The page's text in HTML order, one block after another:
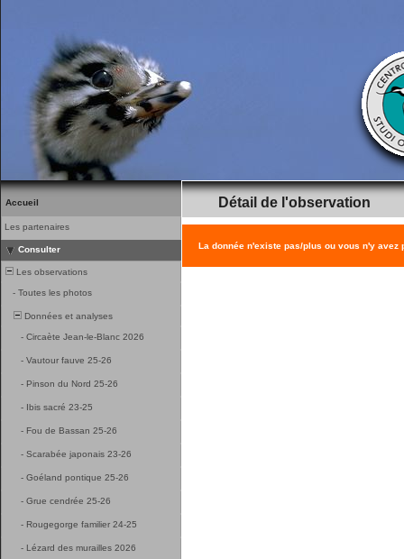
Accueil
Les partenaires
Consulter
Les observations
- Toutes les photos
Données et analyses
- Circaète Jean-le-Blanc 2026
- Vautour fauve 25-26
- Pinson du Nord 25-26
- Ibis sacré 23-25
- Fou de Bassan 25-26
- Scarabée japonais 23-26
- Goéland pontique 25-26
- Grue cendrée 25-26
- Rougegorge familier 24-25
- Lézard des murailles 2026
Détail de l'observation
La donnée n'existe pas/plus ou vous n'y avez